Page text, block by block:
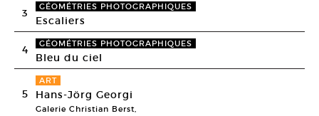
3 GÉOMÉTRIES PHOTOGRAPHIQUES
Escaliers
4 GÉOMÉTRIES PHOTOGRAPHIQUES
Bleu du ciel
5
ART
Hans-Jörg Georgi
Galerie Christian Berst,